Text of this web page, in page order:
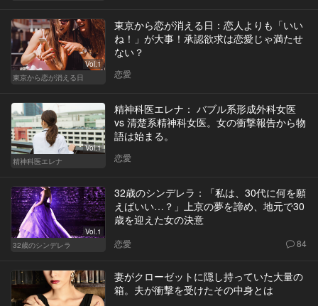
Vol.1
東京から恋が消える日
東京から恋が消える日：恋人よりも「いい
ね！」が大事！承認欲求は恋愛じゃ満たせ
ない？
恋愛
Vol.1
精神科医エレナ
精神科医エレナ： バブル系形成外科女医
vs 清楚系精神科女医。女の衝撃報告から物
語は始まる。
恋愛
Vol.1
32歳のシンデレラ
32歳のシンデレラ：「私は、30代に何を願
えばいい…？」上京の夢を諦め、地元で30
歳を迎えた女の決意
恋愛 84
妻がクローゼットに隠し持っていた大量の
箱。夫が衝撃を受けたその中身とは